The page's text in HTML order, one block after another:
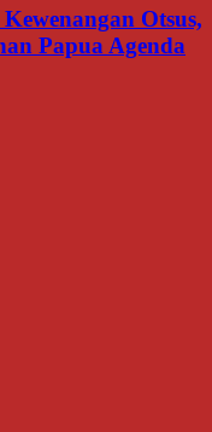
Otsus,
Papua Agenda